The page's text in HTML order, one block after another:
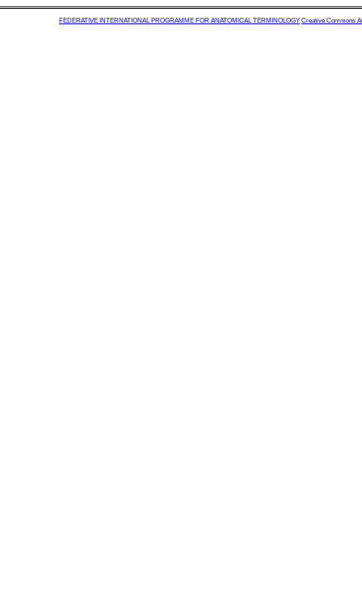
FEDERATIVE INTERNATIONAL PROGRAMME FOR ANATOMICAL TERMINOLOGY Creative Commons